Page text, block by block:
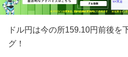
ドル円は今の所159.10円前後を
グ！